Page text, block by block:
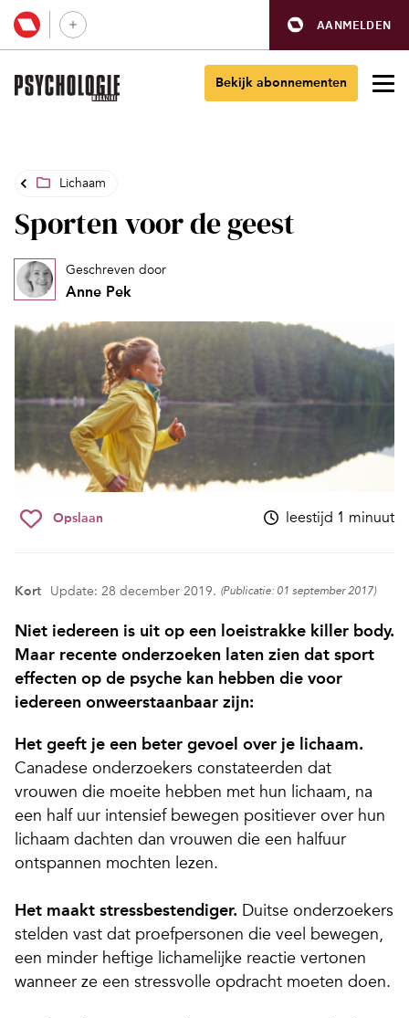
AANMELDEN
Bekijk abonnementen
Lichaam
Sporten voor de geest
Geschreven door
Anne Pek
Opslaan leestijd 1 minuut
Kort Update: 28 december 2019. (Publicatie: 01 september 2017)
Niet iedereen is uit op een loeistrakke killer body.
Maar recente onderzoeken laten zien dat sport
effecten op de psyche kan hebben die voor
iedereen onweerstaanbaar zijn:
Het geeft je een beter gevoel over je lichaam.
Canadese onderzoekers constateerden dat
vrouwen die moeite hebben met hun lichaam, na
een half uur intensief bewegen positiever over hun
lichaam dachten dan vrouwen die een halfuur
ontspannen mochten lezen.
Het maakt stressbestendiger. Duitse onderzoekers
stelden vast dat proefpersonen die veel bewegen,
een minder heftige lichamelijke reactie vertonen
wanneer ze een stressvolle opdracht moeten doen.